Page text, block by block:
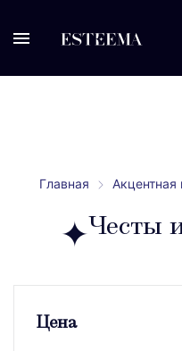
Главная Акцентная
Честы
Цена